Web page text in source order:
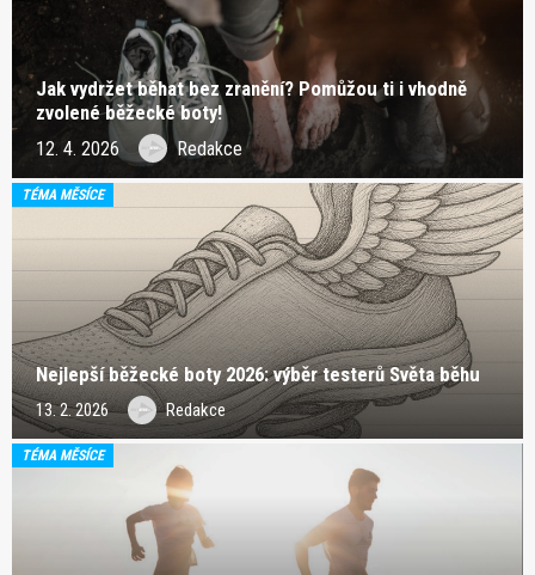
Jak vydržet běhat bez zranění? Pomůžou ti i vhodně
zvolené běžecké boty!
12. 4. 2026 Redakce
TÉMA MĚSÍCE
Nejlepší běžecké boty 2026: výběr testerů Světa běhu
13. 2. 2026 Redakce
TÉMA MĚSÍCE